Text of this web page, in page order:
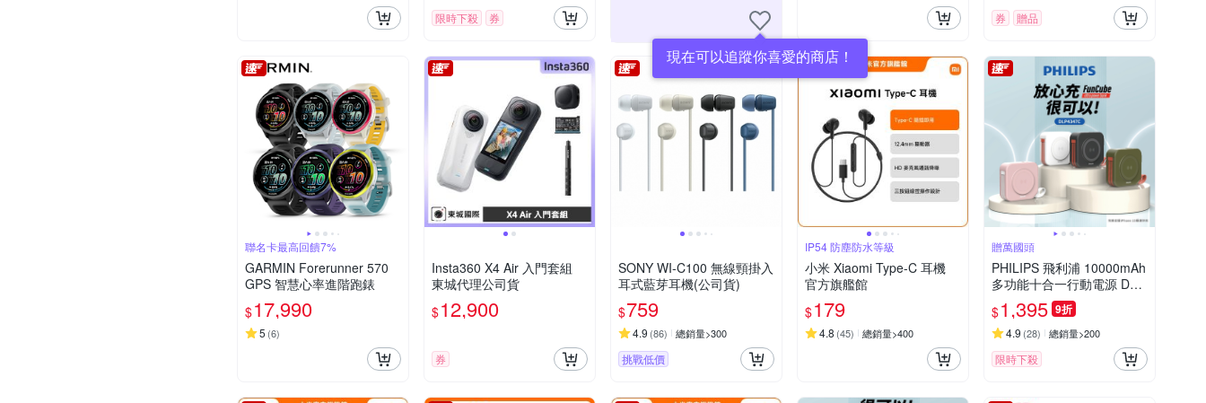
限時下殺 券
現在可以追蹤你喜愛的商店！
券 贈品
聯名卡最高回饋7%
GARMIN Forerunner 570
GPS 智慧心率進階跑錶
$17,990
5 (6)
Insta360 X4 Air 入門套組
東城代理公司貨
$12,900
券
SONY WI-C100 無線頸掛入
耳式藍芽耳機(公司貨)
$759
4.9 (86) 總銷量>300
挑戰低價
IP54 防塵防水等級
小米 Xiaomi Type-C 耳機
官方旗艦館
$179
4.8 (45) 總銷量>400
贈萬國頭
PHILIPS 飛利浦 10000mAh
多功能十合一行動電源 DLP
4347C[特殺]
$1,395 9折
4.9 (28) 總銷量>200
限時下殺